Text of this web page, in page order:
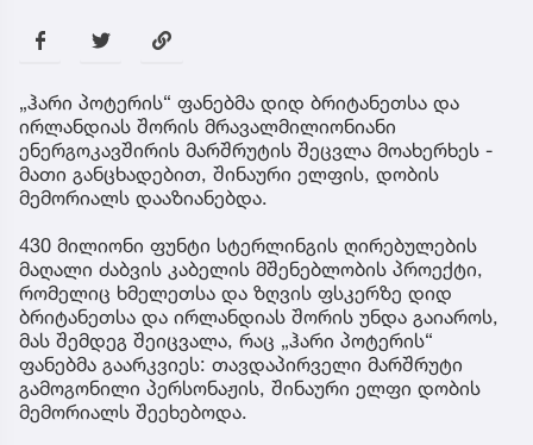
„ჰარი პოტერის“ ფანებმა დიდ ბრიტანეთსა და
ირლანდიას შორის მრავალმილიონიანი
ენერგოკავშირის მარშრუტის შეცვლა მოახერხეს -
მათი განცხადებით, შინაური ელფის, დობის
მემორიალს დააზიანებდა.
430 მილიონი ფუნტი სტერლინგის ღირებულების
მაღალი ძაბვის კაბელის მშენებლობის პროექტი,
რომელიც ხმელეთსა და ზღვის ფსკერზე დიდ
ბრიტანეთსა და ირლანდიას შორის უნდა გაიაროს,
მას შემდეგ შეიცვალა, რაც „ჰარი პოტერის“
ფანებმა გაარკვიეს: თავდაპირველი მარშრუტი
გამოგონილი პერსონაჟის, შინაური ელფი დობის
მემორიალს შეეხებოდა.